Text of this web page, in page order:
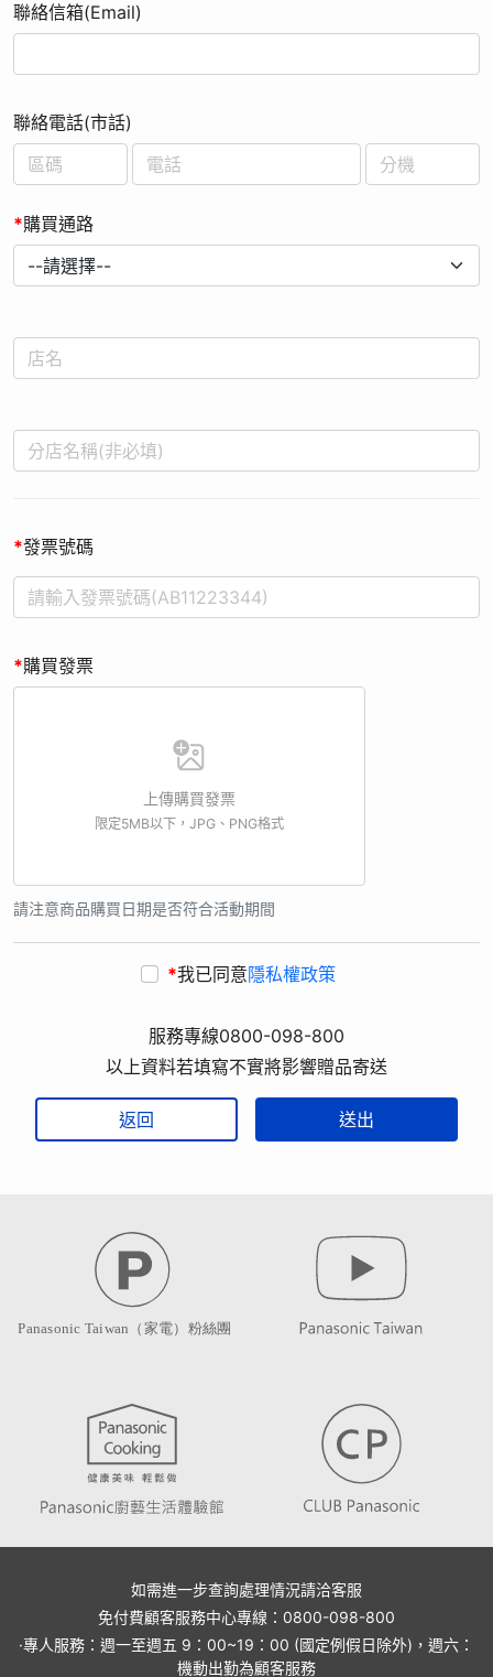
聯絡信箱(Email)
聯絡電話(市話)
*購買通路
*發票號碼
*購買發票
上傳購買發票
限定5MB以下，JPG、PNG格式
請注意商品購買日期是否符合活動期間
*我已同意隱私權政策
服務專線0800-098-800
以上資料若填寫不實將影響贈品寄送
返回 送出
如需進一步查詢處理情況請洽客服
免付費顧客服務中心專線：0800-098-800
·專人服務：週一至週五 9：00~19：00 (國定例假日除外)，週六：
機動出勤為顧客服務